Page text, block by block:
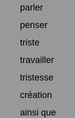
parler
penser
triste
travailler
tristesse
création
ainsi que